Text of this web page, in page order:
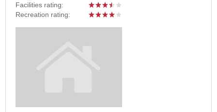
Facilities rating:
Recreation rating: